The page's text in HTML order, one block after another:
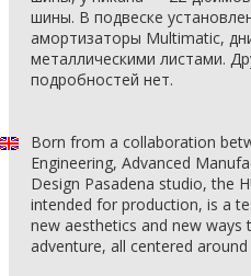
шины. В подвеске
амортизаторы Multimatic,
металлическими листами.
подробностей нет.
Born from a collaboration
Engineering, Advanced
Design Pasadena studio, the
intended for production, is a
new aesthetics and new
adventure, all centered